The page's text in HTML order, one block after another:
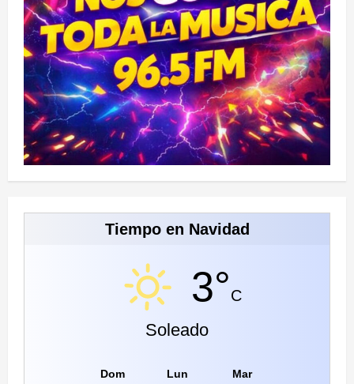
Tiempo en Navidad
3°C
Soleado
Dom Lun Mar